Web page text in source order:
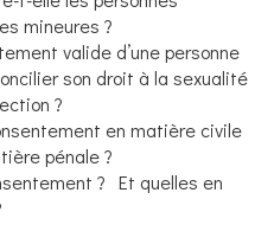
mineures ?
valide d’une personne
son droit à la sexualité
?
en matière civile
pénale ?
? Et quelles en